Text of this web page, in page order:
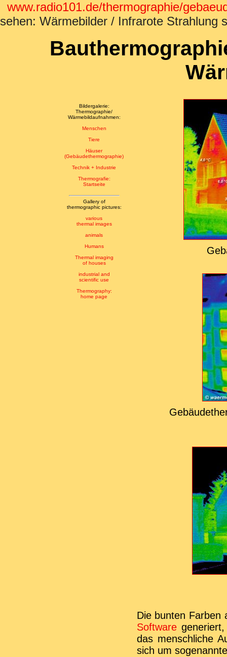
www.radio101.de/thermographie/
sehen: Wärmebilder / Infrarote Strahlung
Bildergalerie:
Thermographie/
Wärmebildaufnahmen:
Menschen
Tiere
Häuser
(Gebäudethermographie)
Technik + Industrie
Thermografie:
Startseite
Gallery of
thermographic pictures:
various
thermal images
animals
Humans
Thermal imaging
of houses
industrial and
scientific use
Thermography:
home page
Die bunten Farben
Softwaregeneriert,
das menschliche
sich um